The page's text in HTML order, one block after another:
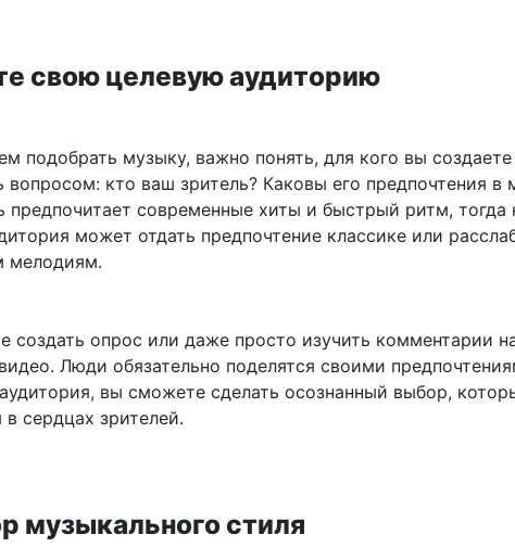
свою целевую аудиторию
подобрать музыку, важно понять, для кого вы создаете
вопросом: кто ваш зритель? Каковы его предпочтения в
современные хиты и быстрый ритм, тогда
может отдать предпочтение классике или
мелодиям.
создать опрос или даже просто изучить комментарии
Люди обязательно поделятся своими
вы сможете сделать осознанный выбор,
в сердцах зрителей.
музыкального стиля